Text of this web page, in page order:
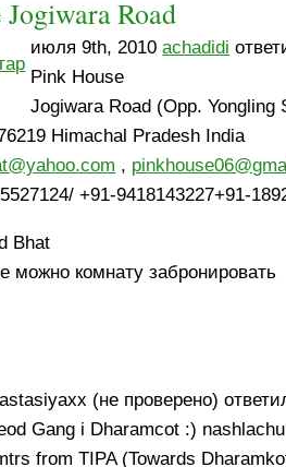
Road
июля 9th, 2010achadidi
Pink House
Jogiwara Road (Opp. Yongling
Himachal Pradesh India
,
+91-9418143227+91-
Bhat
можно комнату забронировать
(не проверено)
Gang i Dharamcot :)
from TIPA (Towards